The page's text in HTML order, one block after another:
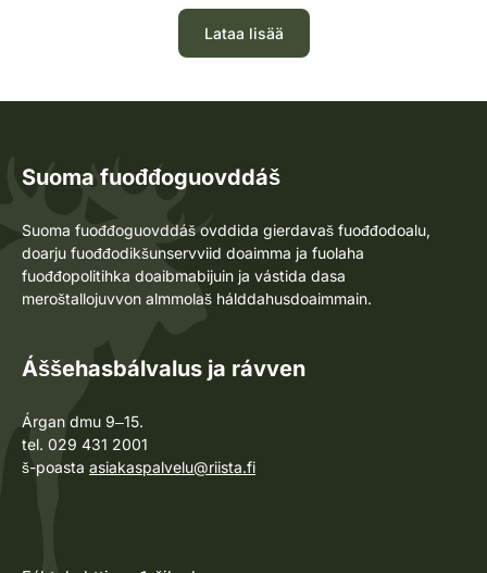
Lataa lisää
Suoma fuođđoguovddáš
Suoma fuođđoguovddáš ovddida gierdavaš fuođđodoalu,
doarju fuođđodikšunservviid doaimma ja fuolaha
fuođđopolitihka doaibmabijuin ja vástida dasa
meroštallojuvvon almmolaš hálddahusdoaimmain.
Áššehasbálvalus ja rávven
Árgan dmu 9‒15.
tel. 029 431 2001
š-poasta asiakaspalvelu@riista.fi